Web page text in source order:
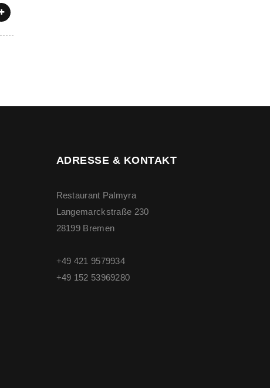
ADRESSE & KONTAKT
Restaurant Palmyra
Langemarckstraße 230
28199 Bremen
+49 421 9579934
+49 ‭152 53969280‬